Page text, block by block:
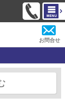
お問合せ